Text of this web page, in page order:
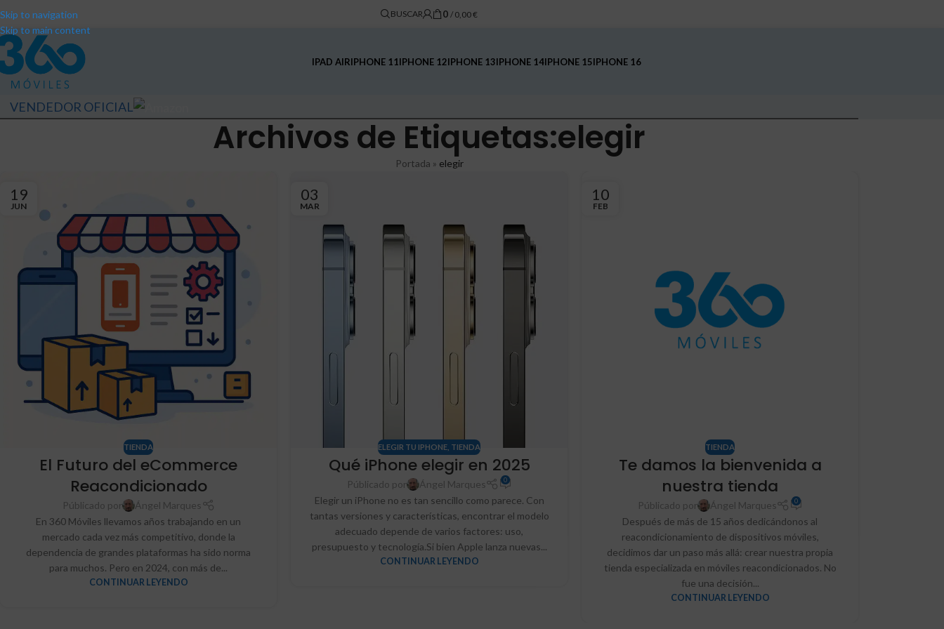
Skip to navigation
Skip to main content
BUSCAR 0 / 0,00€
IPAD AIRIPHONE 11IPHONE 12IPHONE 13IPHONE 14IPHONE 15IPHONE 16
VENDEDOR OFICIAL
Archivos de Etiquetas:elegir
Portada » elegir
19
JUN
TIENDA
El Futuro del eCommerce
Reacondicionado
Públicado por
Ángel Marques
En 360 Móviles llevamos años trabajando en un
mercado cada vez más competitivo, donde la
dependencia de grandes plataformas ha sido norma
para muchos. Pero en 2024, con más de...
CONTINUAR LEYENDO
03
MAR
ELEGIR TU IPHONE TIENDA
Qué iPhone elegir en 2025
Públicado por Ángel Marques 0
Elegir un iPhone no es tan sencillo como parece. Con
tantas versiones y características, encontrar el modelo
adecuado depende de varios factores: uso,
presupuesto y tecnología.Si bien Apple lanza nuevas...
CONTINUAR LEYENDO
10
FEB
TIENDA
Te damos la bienvenida a
nuestra tienda
Públicado por Ángel Marques 0
Después de más de 15 años dedicándonos al
reacondicionamiento de dispositivos móviles,
decidimos dar un paso más allá: crear nuestra propia
tienda especializada en móviles reacondicionados. No
fue una decisión...
CONTINUAR LEYENDO